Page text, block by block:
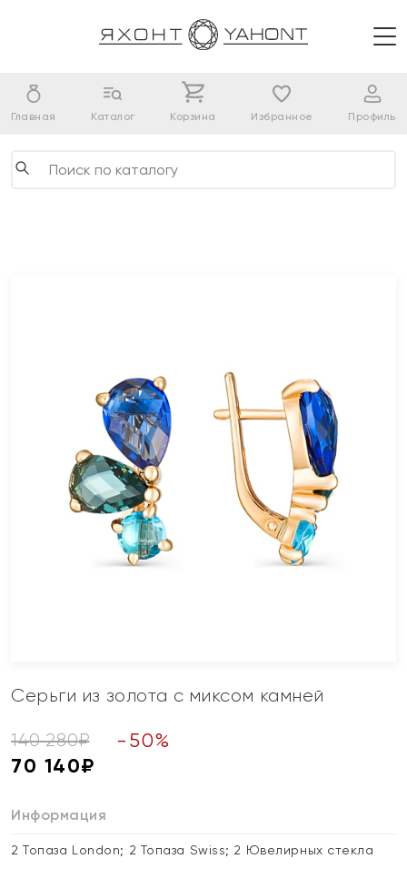
Главная Каталог Корзина Избранное Профиль
Серьги из золота с миксом камней
140 280₽ - 50%
70 140₽
Информация
2 Топаза London; 2 Топаза Swiss; 2 Ювелирных стекла